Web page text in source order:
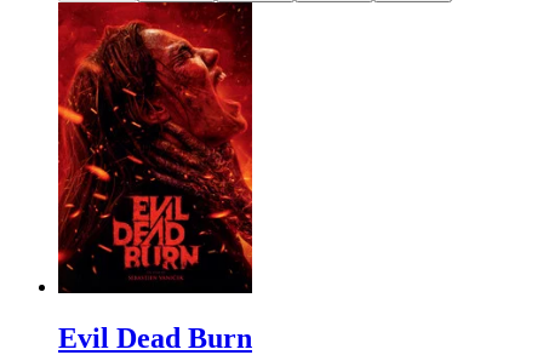
Evil Dead Burn